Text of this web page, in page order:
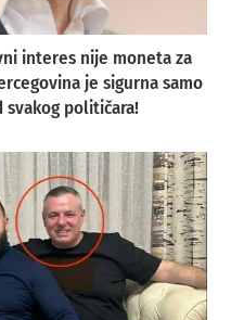
interes nije moneta za
je sigurna samo
političara!